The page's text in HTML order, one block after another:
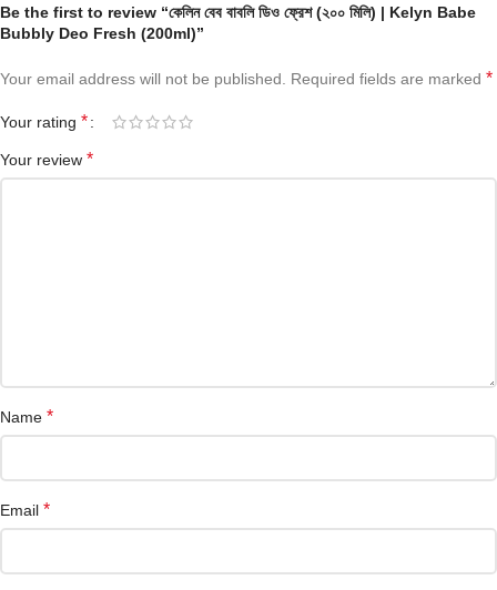
Be the first to review “কেলিন বেব বাবলি ডিও ফ্রেশ (২০০ মিলি) | Kelyn Babe
Bubbly Deo Fresh (200ml)”
Your email address will not be published. Required fields are marked *
Your rating *
Your review *
Name *
Email *